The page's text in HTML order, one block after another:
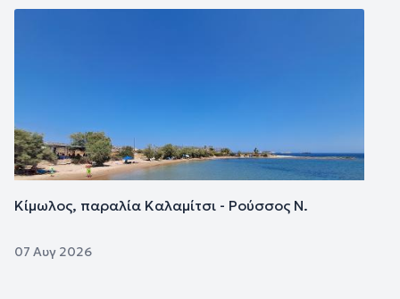
Κίμωλος, παραλία Καλαμίτσι - Ρούσσος Ν.
07 Αυγ 2026